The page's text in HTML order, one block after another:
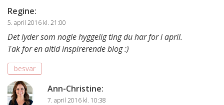
Regine:
5. april 2016 kl. 21:00
Det lyder som nogle hyggelig ting du har for i april.
Tak for en altid inspirerende blog :)
besvar
Ann-Christine:
7. april 2016 kl. 10:38